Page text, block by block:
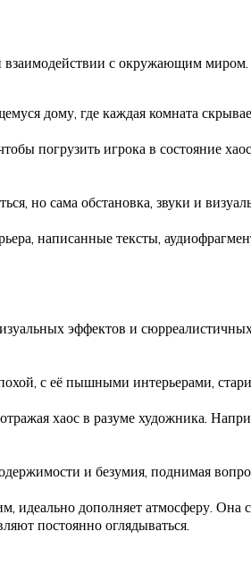
взаимодействии с окружающим миром.
дому, где каждая комната
погрузить игрока в состояние
но сама обстановка, звуки и
написанные тексты,
эффектов и
с её пышными интерьерами,
хаос в разуме художника.
и безумия, поднимая
идеально дополняет атмосферу.
постоянно оглядываться.